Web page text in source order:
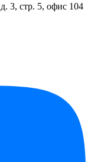
3, стр. 5, офис 104